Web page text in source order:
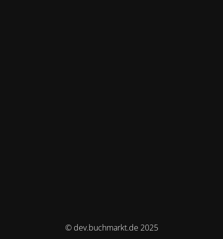
© dev.buchmarkt.de 2025